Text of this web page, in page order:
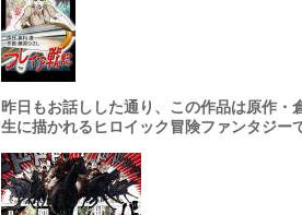
昨日もお話しした通り、この作品は原作・
生に描かれるヒロイック冒険ファンタジー